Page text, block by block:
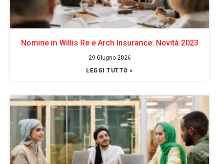
Nomine in Willis Re e Arch Insurance: Novità 2023
29 Giugno 2026
LEGGI TUTTO »